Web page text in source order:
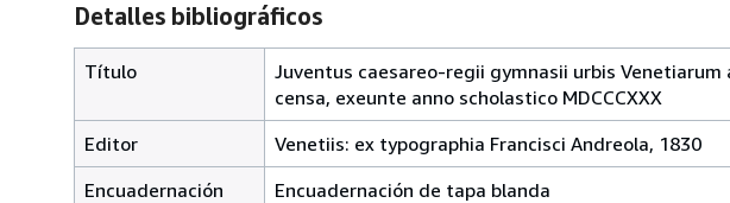
Detalles bibliográficos
Título
Juventus caesareo-regii gymnasii urbis
censa, exeunte anno scholastico MDCCCXXX
Editor
Venetiis: ex typographia Francisci Andreola, 1830
Encuadernación
Encuadernación de tapa blanda